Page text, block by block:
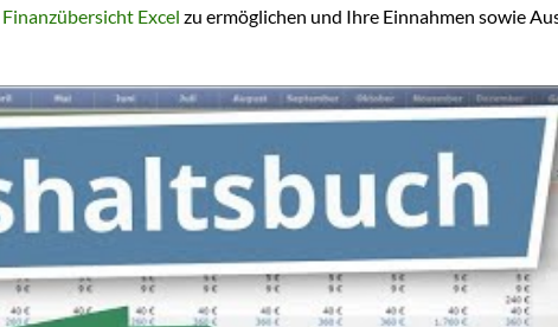
Finanzübersicht Excel zu ermöglichen und Ihre Einnahmen sowie